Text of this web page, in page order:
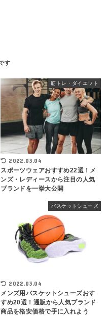
筋トレ・ダイエット
2022.03.04
スポーツウェアおすすめ22選！メ
ンズ・レディースから注目の人気
ブランドを一挙大公開
バスケットシューズ
2022.03.04
メンズ用バスケットシューズおす
すめ20選！通販から人気ブランド
商品を格安価格で手に入れよう